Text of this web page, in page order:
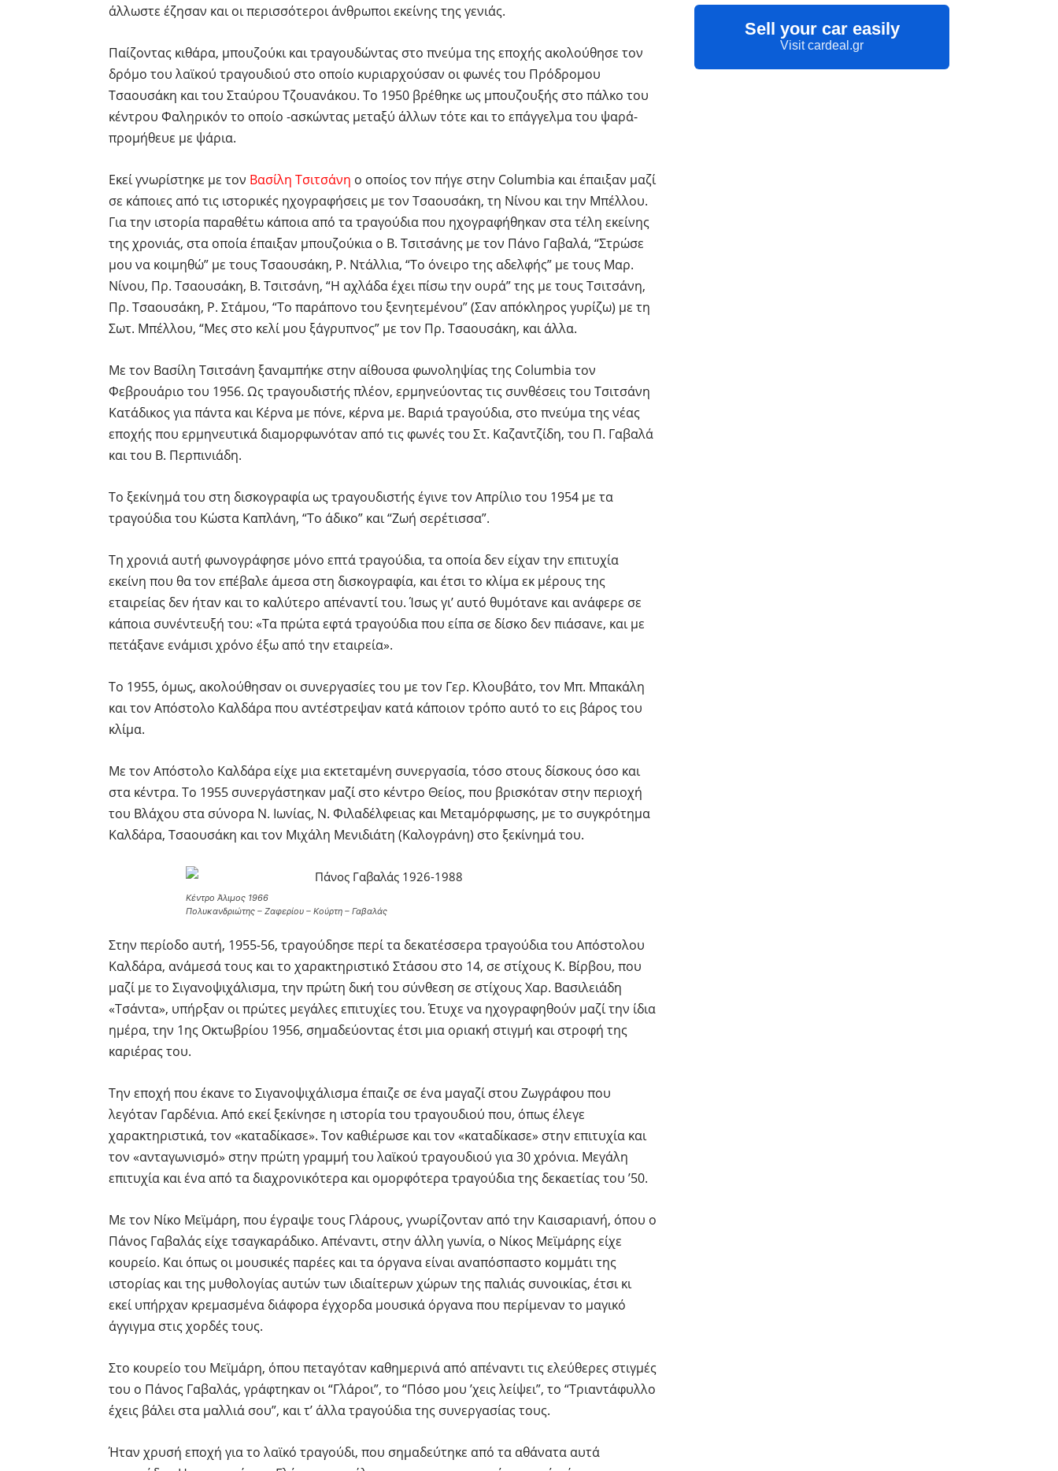
άλλωστε έζησαν και οι περισσότεροι άνθρωποι εκείνης της γενιάς.
Παίζοντας κιθάρα, μπουζούκι και τραγουδώντας στο πνεύμα της εποχής ακολούθησε τον
δρόμο του λαϊκού τραγουδιού στο οποίο κυριαρχούσαν οι φωνές του Πρόδρομου
Τσαουσάκη και του Σταύρου Τζουανάκου. Το 1950 βρέθηκε ως μπουζουξής στο πάλκο του
κέντρου Φαληρικόν το οποίο -ασκώντας μεταξύ άλλων τότε και το επάγγελμα του ψαρά-
προμήθευε με ψάρια.
Εκεί γνωρίστηκε με τον Βασίλη Τσιτσάνη ο οποίος τον πήγε στην Columbia και έπαιξαν μαζί
σε κάποιες από τις ιστορικές ηχογραφήσεις με τον Τσαουσάκη, τη Νίνου και την Μπέλλου.
Για την ιστορία παραθέτω κάποια από τα τραγούδια που ηχογραφήθηκαν στα τέλη εκείνης
της χρονιάς, στα οποία έπαιξαν μπουζούκια ο Β. Τσιτσάνης με τον Πάνο Γαβαλά, “Στρώσε
μου να κοιμηθώ” με τους Τσαουσάκη, Ρ. Ντάλλια, “Το όνειρο της αδελφής” με τους Μαρ.
Νίνου, Πρ. Τσαουσάκη, Β. Τσιτσάνη, “Η αχλάδα έχει πίσω την ουρά” της με τους Τσιτσάνη,
Πρ. Τσαουσάκη, Ρ. Στάμου, “Το παράπονο του ξενητεμένου” (Σαν απόκληρος γυρίζω) με τη
Σωτ. Μπέλλου, “Μες στο κελί μου ξάγρυπνος” με τον Πρ. Τσαουσάκη, και άλλα.
Με τον Βασίλη Τσιτσάνη ξαναμπήκε στην αίθουσα φωνοληψίας της Columbia τον
Φεβρουάριο του 1956. Ως τραγουδιστής πλέον, ερμηνεύοντας τις συνθέσεις του Τσιτσάνη
Κατάδικος για πάντα και Κέρνα με πόνε, κέρνα με. Βαριά τραγούδια, στο πνεύμα της νέας
εποχής που ερμηνευτικά διαμορφωνόταν από τις φωνές του Στ. Καζαντζίδη, του Π. Γαβαλά
και του Β. Περπινιάδη.
Το ξεκίνημά του στη δισκογραφία ως τραγουδιστής έγινε τον Απρίλιο του 1954 με τα
τραγούδια του Κώστα Καπλάνη, “Το άδικο” και “Ζωή σερέτισσα”.
Τη χρονιά αυτή φωνογράφησε μόνο επτά τραγούδια, τα οποία δεν είχαν την επιτυχία
εκείνη που θα τον επέβαλε άμεσα στη δισκογραφία, και έτσι το κλίμα εκ μέρους της
εταιρείας δεν ήταν και το καλύτερο απέναντί του. Ίσως γι’ αυτό θυμότανε και ανάφερε σε
κάποια συνέντευξή του: «Τα πρώτα εφτά τραγούδια που είπα σε δίσκο δεν πιάσανε, και με
πετάξανε ενάμισι χρόνο έξω από την εταιρεία».
Το 1955, όμως, ακολούθησαν οι συνεργασίες του με τον Γερ. Κλουβάτο, τον Μπ. Μπακάλη
και τον Απόστολο Καλδάρα που αντέστρεψαν κατά κάποιον τρόπο αυτό το εις βάρος του
κλίμα.
Με τον Απόστολο Καλδάρα είχε μια εκτεταμένη συνεργασία, τόσο στους δίσκους όσο και
στα κέντρα. Το 1955 συνεργάστηκαν μαζί στο κέντρο Θείος, που βρισκόταν στην περιοχή
του Βλάχου στα σύνορα Ν. Ιωνίας, Ν. Φιλαδέλφειας και Μεταμόρφωσης, με το συγκρότημα
Καλδάρα, Τσαουσάκη και τον Μιχάλη Μενιδιάτη (Καλογράνη) στο ξεκίνημά του.
Κέντρο Άλιμος 1966
Πολυκανδριώτης – Ζαφερίου – Κούρτη – Γαβαλάς
Στην περίοδο αυτή, 1955-56, τραγούδησε περί τα δεκατέσσερα τραγούδια του Απόστολου
Καλδάρα, ανάμεσά τους και το χαρακτηριστικό Στάσου στο 14, σε στίχους Κ. Βίρβου, που
μαζί με το Σιγανοψιχάλισμα, την πρώτη δική του σύνθεση σε στίχους Χαρ. Βασιλειάδη
«Τσάντα», υπήρξαν οι πρώτες μεγάλες επιτυχίες του. Έτυχε να ηχογραφηθούν μαζί την ίδια
ημέρα, την 1ης Οκτωβρίου 1956, σημαδεύοντας έτσι μια οριακή στιγμή και στροφή της
καριέρας του.
Την εποχή που έκανε το Σιγανοψιχάλισμα έπαιζε σε ένα μαγαζί στου Ζωγράφου που
λεγόταν Γαρδένια. Από εκεί ξεκίνησε η ιστορία του τραγουδιού που, όπως έλεγε
χαρακτηριστικά, τον «καταδίκασε». Τον καθιέρωσε και τον «καταδίκασε» στην επιτυχία και
τον «ανταγωνισμό» στην πρώτη γραμμή του λαϊκού τραγουδιού για 30 χρόνια. Μεγάλη
επιτυχία και ένα από τα διαχρονικότερα και ομορφότερα τραγούδια της δεκαετίας του ’50.
Με τον Νίκο Μεϊμάρη, που έγραψε τους Γλάρους, γνωρίζονταν από την Καισαριανή, όπου ο
Πάνος Γαβαλάς είχε τσαγκαράδικο. Απέναντι, στην άλλη γωνία, ο Νίκος Μεϊμάρης είχε
κουρείο. Και όπως οι μουσικές παρέες και τα όργανα είναι αναπόσπαστο κομμάτι της
ιστορίας και της μυθολογίας αυτών των ιδιαίτερων χώρων της παλιάς συνοικίας, έτσι κι
εκεί υπήρχαν κρεμασμένα διάφορα έγχορδα μουσικά όργανα που περίμεναν το μαγικό
άγγιγμα στις χορδές τους.
Στο κουρείο του Μεϊμάρη, όπου πεταγόταν καθημερινά από απέναντι τις ελεύθερες στιγμές
του ο Πάνος Γαβαλάς, γράφτηκαν οι “Γλάροι”, το “Πόσο μου ’χεις λείψει”, το “Τριαντάφυλλο
έχεις βάλει στα μαλλιά σου”, και τ’ άλλα τραγούδια της συνεργασίας τους.
Ήταν χρυσή εποχή για το λαϊκό τραγούδι, που σημαδεύτηκε από τα αθάνατα αυτά
Sell your car easily
Visit cardeal.gr